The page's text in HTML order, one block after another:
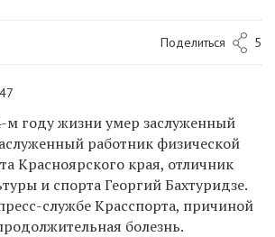
Поделиться 5
м году жизни умер заслуженный
работник физической
Красноярского края, отличник
и спорта Георгий Бахтуридзе.
службе Красспорта, причиной
болезнь.